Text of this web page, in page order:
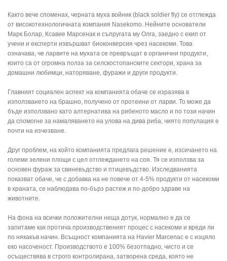
Както вече споменах, черната муха войник (black soldier fly) се отглежда
от високотехнологичната компания Nasekomо. Нейните основатели
Марк Болар, Ксавие Марсенак и съпругата му Олга, заедно с екип от
учени и експерти извършват биоконверсия чрез насекоми. Това
означава, че ларвите на мухата се превръщат в органични продукти,
които са от огромна полза за селскостопанските сектори, храна за
домашни любимци, наторяване, фуражи и други продукти.
Главният социален аспект на компанията обаче се изразява в
използването на брашно, получено от протеини от ларви. То може да
бъде използвано като алтернатива на рибеното масло и по този начин
да спомогне за намаляването на улова на дива риба, чиято популация е
почти на изчезване.
Друг проблем, на който компанията предлага решение е, изсичането на
големи зелени площи с цел отглеждането на соя. Тя се използва за
основен фураж за свиневъдство и птицевъдство. Изследванията
показват обаче, че с добавка на не повече от 4-5% продукти от насекоми
в храната, се наблюдава по-бърз растеж и по-добро здраве на
животните.
На фона на всички положителни неща дотук, нормално е да се
запитаме как протича производственият процес с насекоми и вреди ли
по някакъв начин. Всъщност компанията на Havier Marcenac е с изцяло
еко насоченост. Производството е 100% безотпадно, чисто и се
осъществява в строго контролирана, затворена среда, която не